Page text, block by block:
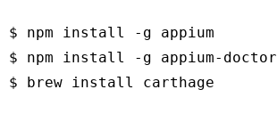
$ npm install -g appium
$ npm install -g appium-doctor
$ brew install carthage